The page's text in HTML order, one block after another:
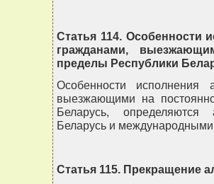
Статья 114. Особенности
гражданами,
пределы Республики
Особенности исполнения
выезжающими на
Беларусь, определяются
Беларусь и
Статья 115. Прекращение